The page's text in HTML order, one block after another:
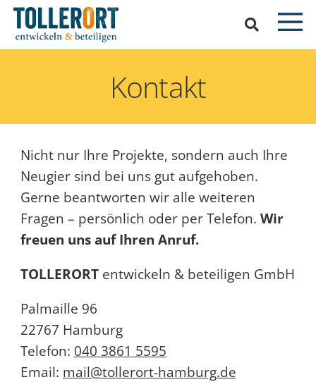
Kontakt
Nicht nur Ihre Projekte, sondern auch Ihre
Neugier sind bei uns gut aufgehoben.
Gerne beantworten wir alle weiteren
Fragen – persönlich oder per Telefon. Wir
freuen uns auf Ihren Anruf.
TOLLERORT entwickeln & beteiligen GmbH
Palmaille 96
22767 Hamburg
Telefon: 040 3861 5595
Email: mail@tollerort-hamburg.de